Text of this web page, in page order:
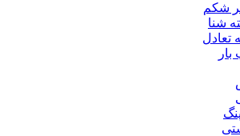
شکم
شنا
تعادل